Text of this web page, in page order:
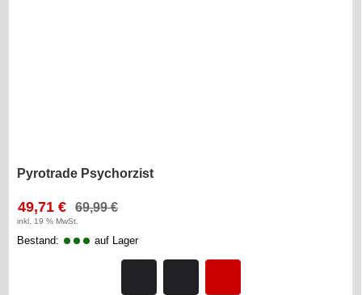
Pyrotrade Psychorzist
49,71 € 69,99 €
inkl. 19 % MwSt.
Bestand: auf Lager